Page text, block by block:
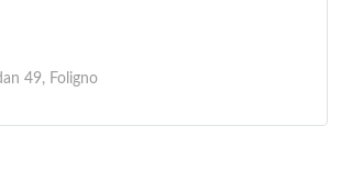
49, Foligno